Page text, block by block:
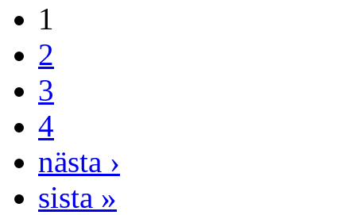
1
2
3
4
nästa ›
sista »